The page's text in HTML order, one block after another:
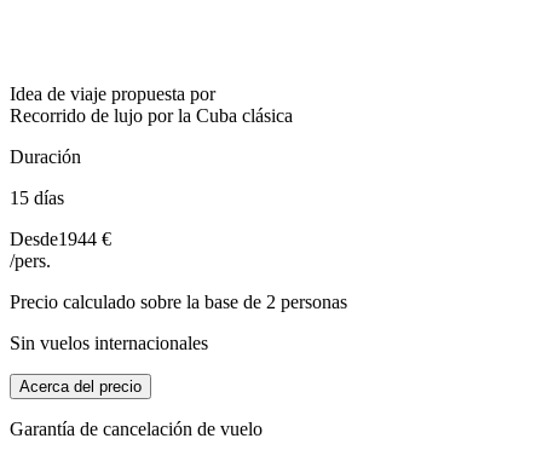
Idea de viaje propuesta por
Recorrido de lujo por la Cuba clásica
Duración
15 días
Desde1944 €
/pers.
Precio calculado sobre la base de 2 personas
Sin vuelos internacionales
Acerca del precio
Garantía de cancelación de vuelo